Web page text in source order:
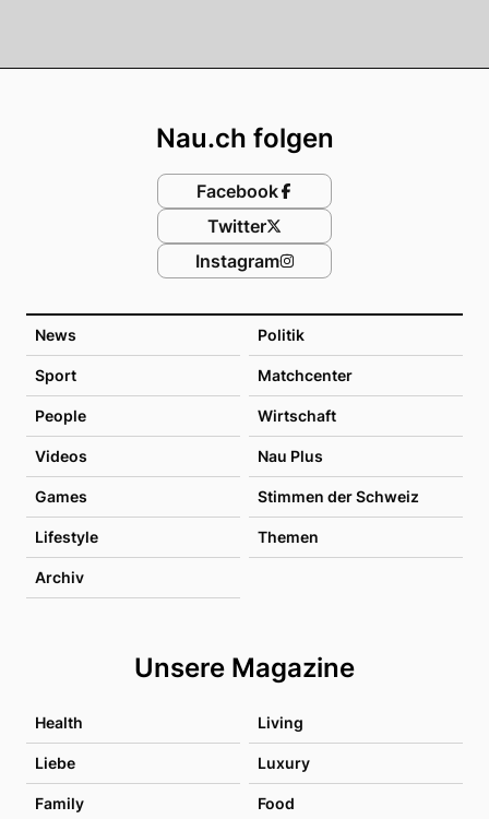
News Politik
Sport Matchcenter
People Wirtschaft
Videos Nau Plus
Games Stimmen der Schweiz
Lifestyle Themen
Archiv
Unsere Magazine
Health Living
Liebe Luxury
Family Food
Nau.ch folgen
Facebook
Twitter
Instagram